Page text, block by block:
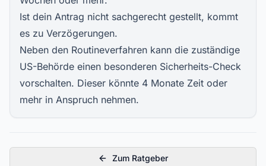
Ist dein Antrag nicht sachgerecht gestellt, kommt
es zu Verzögerungen.
Neben den Routineverfahren kann die zuständige
US-Behörde einen besonderen Sicherheits-Check
vorschalten. Dieser könnte 4 Monate Zeit oder
mehr in Anspruch nehmen.
Zum Ratgeber